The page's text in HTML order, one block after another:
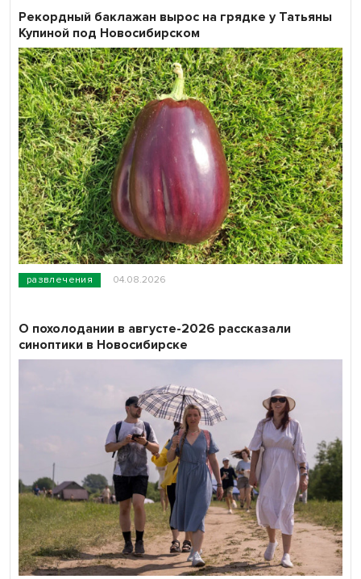
развлечения 04.08.2026
Рекордный баклажан вырос на грядке у Татьяны
Купиной под Новосибирском
О похолодании в августе-2026 рассказали
синоптики в Новосибирске